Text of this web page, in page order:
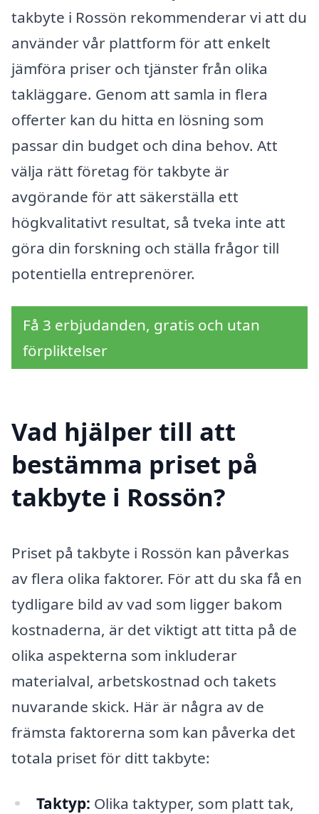
takbyte i Rossön rekommenderar vi att du
använder vår plattform för att enkelt
jämföra priser och tjänster från olika
takläggare. Genom att samla in flera
offerter kan du hitta en lösning som
passar din budget och dina behov. Att
välja rätt företag för takbyte är
avgörande för att säkerställa ett
högkvalitativt resultat, så tveka inte att
göra din forskning och ställa frågor till
potentiella entreprenörer.
Få 3 erbjudanden, gratis och utan
förpliktelser
Vad hjälper till att
bestämma priset på
takbyte i Rossön?
Priset på takbyte i Rossön kan påverkas
av flera olika faktorer. För att du ska få en
tydligare bild av vad som ligger bakom
kostnaderna, är det viktigt att titta på de
olika aspekterna som inkluderar
materialval, arbetskostnad och takets
nuvarande skick. Här är några av de
främsta faktorerna som kan påverka det
totala priset för ditt takbyte:
Taktyp: Olika taktyper, som platt tak,